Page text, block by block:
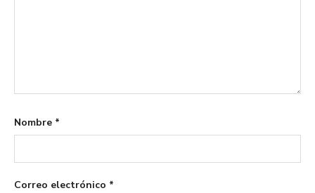
Nombre *
Correo electrónico *